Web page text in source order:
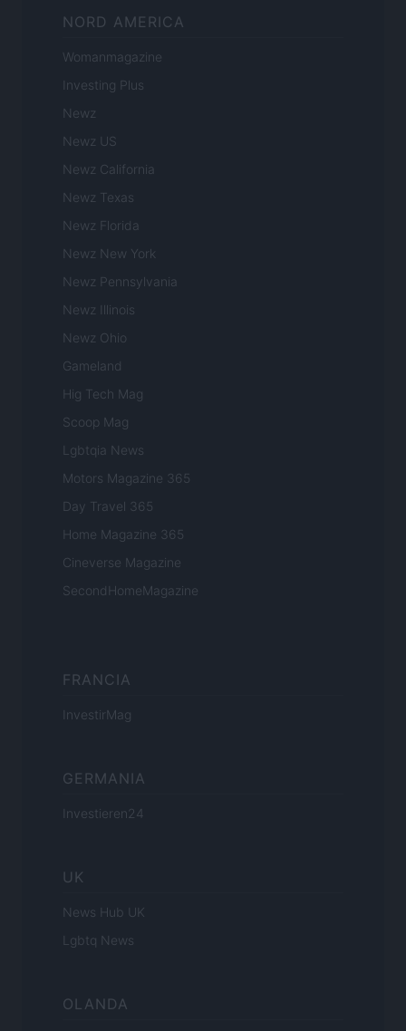
NORD AMERICA
Womanmagazine
Investing Plus
Newz
Newz US
Newz California
Newz Texas
Newz Florida
Newz New York
Newz Pennsylvania
Newz Illinois
Newz Ohio
Gameland
Hig Tech Mag
Scoop Mag
Lgbtqia News
Motors Magazine 365
Day Travel 365
Home Magazine 365
Cineverse Magazine
SecondHomeMagazine
FRANCIA
InvestirMag
GERMANIA
Investieren24
UK
News Hub UK
Lgbtq News
OLANDA